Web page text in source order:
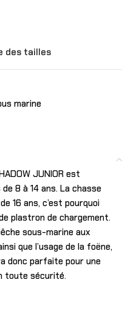
des tailles
marine
JUNIOR est
8 à 14 ans. La chasse
16 ans, c’est pourquoi
plastron de chargement.
sous-marine aux
que l’usage de la foëne,
donc parfaite pour une
toute sécurité.